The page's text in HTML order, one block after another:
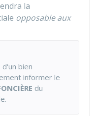
la
opposable aux
bien
informer le
du